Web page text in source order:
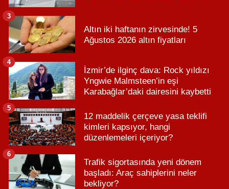
Altın iki haftanın zirvesinde! 5
Ağustos 2026 altın fiyatları
3
İzmir’de ilginç dava: Rock yıldızı
Yngwie Malmsteen’in eşi
Karabağlar’daki dairesini kaybetti
4
12 maddelik çerçeve yasa teklifi
kimleri kapsıyor, hangi
düzenlemeleri içeriyor?
5
Trafik sigortasında yeni dönem
başladı: Araç sahiplerini neler
bekliyor?
6